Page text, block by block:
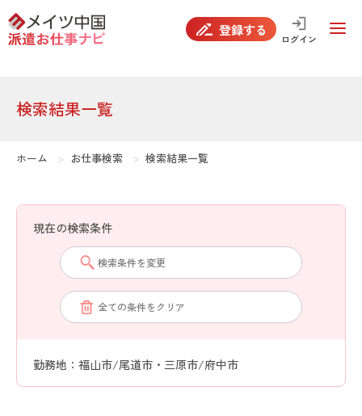
false
登録する
ログイン
検索結果一覧
ホーム お仕事検索 検索結果一覧
現在の検索条件
検索条件を変更
全ての条件をクリア
勤務地：福山市/尾道市・三原市/府中市